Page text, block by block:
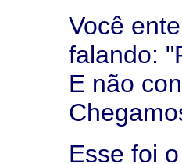
Você
falando:
E não
Esse foi